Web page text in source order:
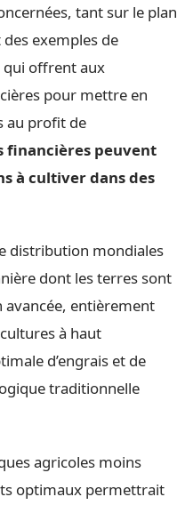
tant sur le plan
exemples de
qui offrent aux
pour mettre en
au profit de
financières peuvent
à cultiver dans des
distribution mondiales
dont les terres sont
avancée, entièrement
à haut
d’engrais et de
traditionnelle
agricoles moins
optimaux permettrait